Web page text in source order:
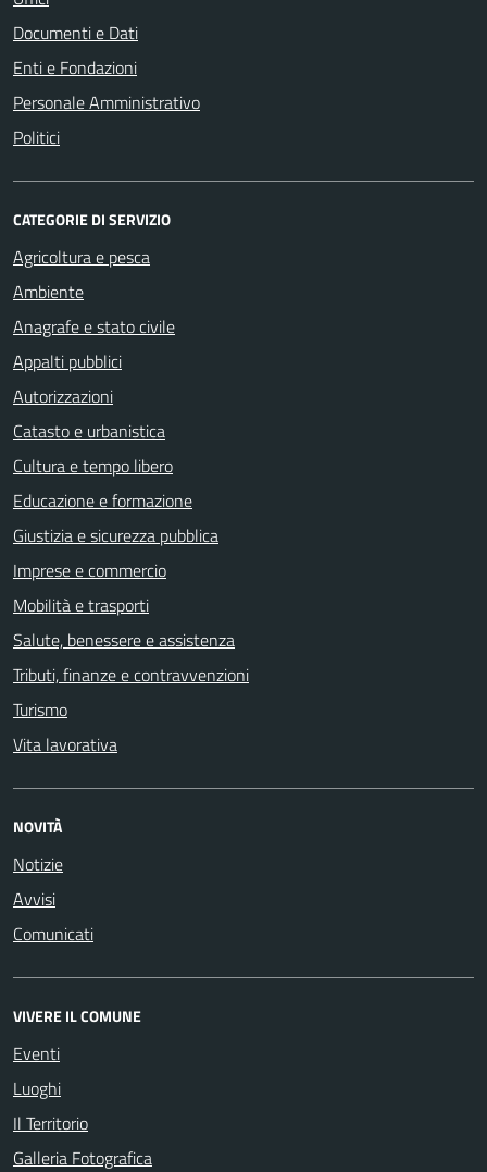
Documenti e Dati
Enti e Fondazioni
Personale Amministrativo
Politici
CATEGORIE DI SERVIZIO
Agricoltura e pesca
Ambiente
Anagrafe e stato civile
Appalti pubblici
Autorizzazioni
Catasto e urbanistica
Cultura e tempo libero
Educazione e formazione
Giustizia e sicurezza pubblica
Imprese e commercio
Mobilità e trasporti
Salute, benessere e assistenza
Tributi, finanze e contravvenzioni
Turismo
Vita lavorativa
NOVITÀ
Notizie
Avvisi
Comunicati
VIVERE IL COMUNE
Eventi
Luoghi
Il Territorio
Galleria Fotografica